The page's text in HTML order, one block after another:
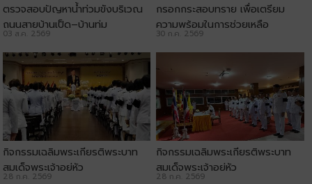
ตรวจสอบปัญหาน้ำท่วมขังบริเวณ
ถนนสายบ้านเป็ด–บ้านทุ่ม
03 ส.ค. 2569
กรอกกระสอบทราย เพื่อเตรียม
ความพร้อมในการช่วยเหลือ
ประชาชน
30 ก.ค. 2569
กิจกรรมเฉลิมพระเกียรติพระบาท
สมเด็จพระเจ้าอยู่หัว
28 ก.ค. 2569
กิจกรรมเฉลิมพระเกียรติพระบาท
สมเด็จพระเจ้าอยู่หัว
28 ก.ค. 2569